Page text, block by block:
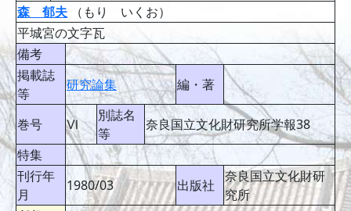
森 郁夫 （もり いくお）
平城宮の文字瓦
備考
掲載誌
等
研究論集 編・著
巻号 Ⅵ
別誌名
等
奈良国立文化財研究所学報38
特集
刊行年
月
1980/03 出版社
奈良国立文化財研
究所